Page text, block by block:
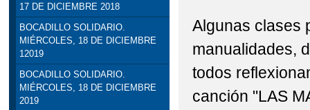
17 DE DICIEMBRE 2018
BOCADILLO SOLIDARIO.
MIÉRCOLES, 18 DE DICIEMBRE
12019
BOCADILLO SOLIDARIO.
MIÉRCOLES, 18 DE DICIEMBRE
2019
Algunas clases
manualidades,
todos
canción "LAS